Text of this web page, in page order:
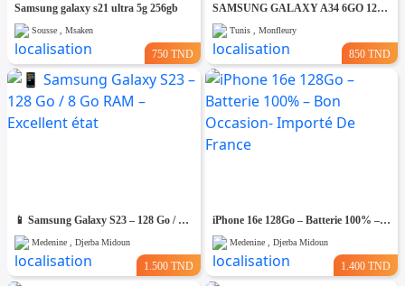
Samsung galaxy s21 ultra 5g 256gb
Sousse , Msaken
750 TND
SAMSUNG GALAXY A34 6GO 128GO
Tunis , Monfleury
850 TND
📱 Samsung Galaxy S23 – 128 Go / 8 Go RAM – Excellent état
Medenine , Djerba Midoun
1.500 TND
iPhone 16e 128Go – Batterie 100% – Bon Occasion- Importé De France
Medenine , Djerba Midoun
1.400 TND